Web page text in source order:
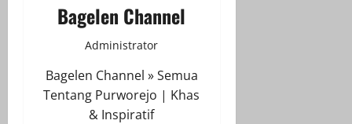
Bagelen Channel
Administrator
Bagelen Channel » Semua
Tentang Purworejo | Khas
& Inspiratif